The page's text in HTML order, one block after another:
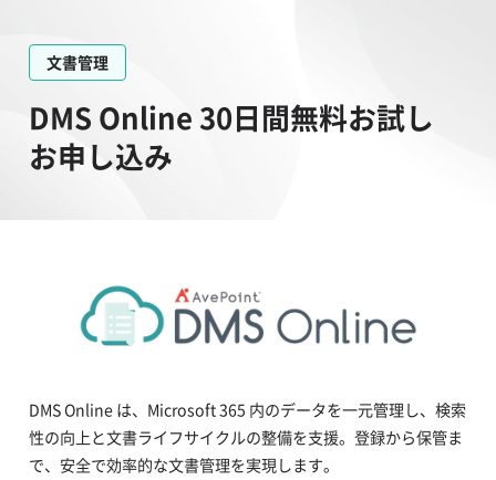
文書管理
DMS Online 30日間無料お試し
お申し込み
DMS Online は、Microsoft 365 内のデータを一元管理し、検索
性の向上と文書ライフサイクルの整備を支援。登録から保管ま
で、安全で効率的な文書管理を実現します。